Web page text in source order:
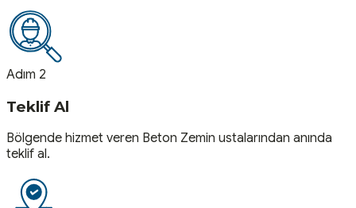
Adım 2
Teklif Al
Bölgende hizmet veren Beton Zemin ustalarından anında
teklif al.